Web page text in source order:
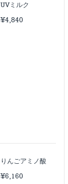
UVミルク
¥4,840
りんごアミノ酸
¥6,160